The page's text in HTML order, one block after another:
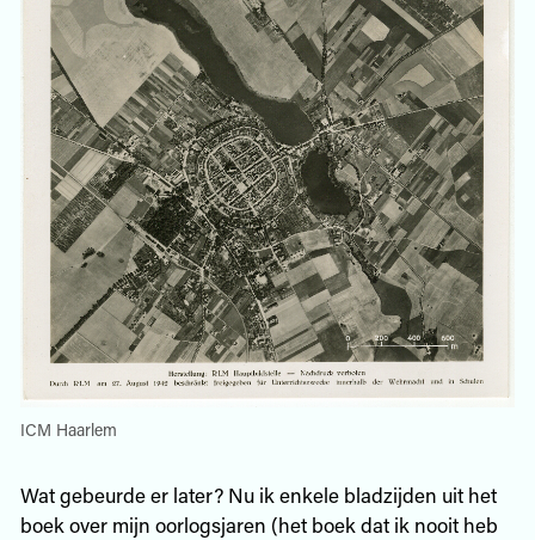
ICM Haarlem
Wat gebeurde er later? Nu ik enkele bladzijden uit het
boek over mijn oorlogsjaren (het boek dat ik nooit heb